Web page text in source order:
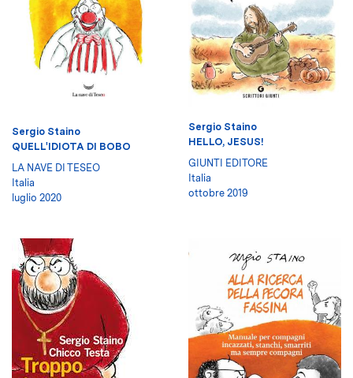
Sergio Staino
QUELL'IDIOTA DI BOBO
LA NAVE DI TESEO
Italia
luglio 2020
Sergio Staino
HELLO, JESUS!
GIUNTI EDITORE
Italia
ottobre 2019